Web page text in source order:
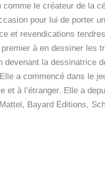
le créateur de la
pour lui de porter
et revendications
à en dessiner les
devenant la dessinatrice
a commencé dans le
à l’étranger. Elle a
Bayard Éditions,